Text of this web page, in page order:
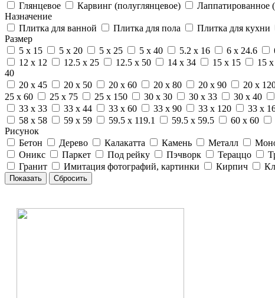
Глянцевое
Карвинг (полуглянцевое) Лаппатированное
Назначение
Плитка для ванной
Плитка для пола Плитка для кухни
Размер
5 x 15
5 x 20 5 x 25 5 x 40 5.2 x 16 6 x 24.6
12 x 12
12.5 x 25 12.5 x 50 14 x 34 15 x 15 15
40
20 x 45
20 x 50 20 x 60 20 x 80 20 x 90 20 x
25 x 60
25 x 75 25 x 150 30 x 30 30 x 33 30 x 40
33 x 33
33 x 44 33 x 60 33 x 90 33 x 120 33 x
58 x 58
59 x 59 59.5 x 119.1 59.5 x 59.5 60 x 60
Рисунок
Бетон
Дерево Калакатта Камень Металл
Оникс
Паркет Под рейку Пэчворк Тераццо
Гранит
Имитация фотографий, картинки Кирпич